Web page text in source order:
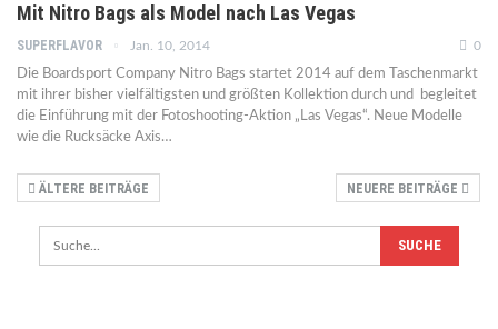
Mit Nitro Bags als Model nach Las Vegas
SUPERFLAVOR Jan. 10, 2014 0
Die Boardsport Company Nitro Bags startet 2014 auf dem Taschenmarkt
mit ihrer bisher vielfältigsten und größten Kollektion durch und begleitet
die Einführung mit der Fotoshooting-Aktion „Las Vegas“. Neue Modelle
wie die Rucksäcke Axis…
ÄLTERE BEITRÄGE NEUERE BEITRÄGE